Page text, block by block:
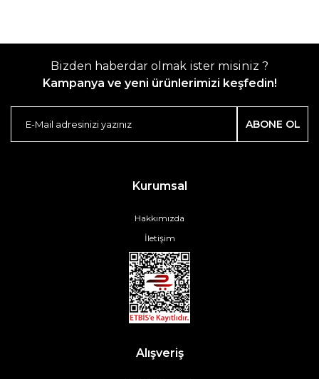
Bizden haberdar olmak ister misiniz ?
Kampanya ve yeni ürünlerimizi keşfedin!
ABONE OL
Kurumsal
Hakkımızda
İletişim
Alışveriş